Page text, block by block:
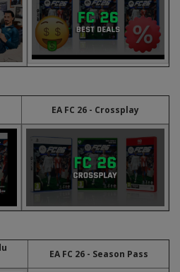
EA FC 26 - Crossplay
EA FC 26 - Season Pass